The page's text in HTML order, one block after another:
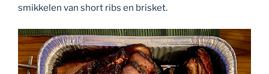
smikkelen van short ribs en brisket.